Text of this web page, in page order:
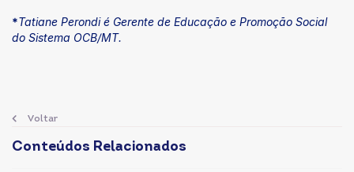
*Tatiane Perondi é Gerente de Educação e Promoção Social
do Sistema OCB/MT.
Voltar
Conteúdos Relacionados